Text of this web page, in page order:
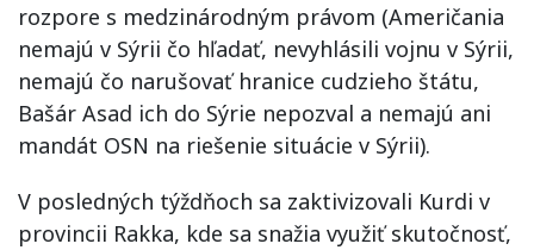
rozpore s medzinárodným právom (Američania
nemajú v Sýrii čo hľadať, nevyhlásili vojnu v Sýrii,
nemajú čo narušovať hranice cudzieho štátu,
Bašár Asad ich do Sýrie nepozval a nemajú ani
mandát OSN na riešenie situácie v Sýrii).
V posledných týždňoch sa zaktivizovali Kurdi v
provincii Rakka, kde sa snažia využiť skutočnosť,